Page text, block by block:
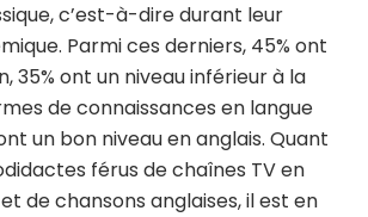
c’est-à-dire durant leur
Parmi ces derniers, 45% ont
35% ont un niveau inférieur à la
de connaissances en langue
un bon niveau en anglais. Quant
férus de chaînes TV en
de chansons anglaises, il est en